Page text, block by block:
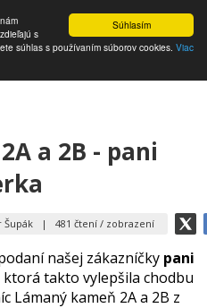
Súhlasím
s
súhlas s používaním súborov cookies. Viac
a 2B - pani
Šupák | 481 čtení / zobrazení
našej zákazníčky pani
ktorá takto vylepšila chodbu
Lámaný kameň 2A a 2B z